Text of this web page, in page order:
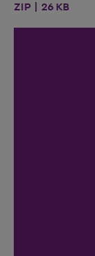
ZIP | 26 KB